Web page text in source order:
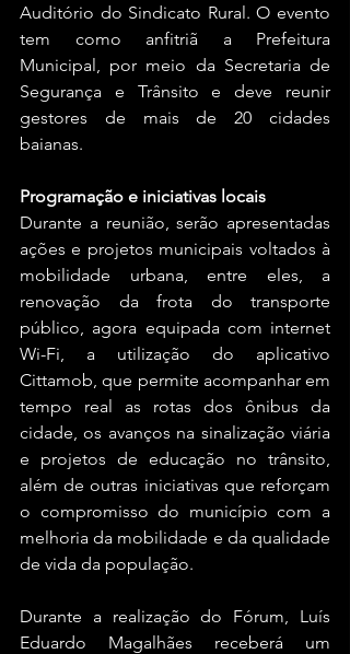
Auditório do Sindicato Rural. O evento
tem como anfitriã a Prefeitura
Municipal, por meio da Secretaria de
Segurança e Trânsito e deve reunir
gestores de mais de 20 cidades
baianas.
Programação e iniciativas locais
Durante a reunião, serão apresentadas
ações e projetos municipais voltados à
mobilidade urbana, entre eles, a
renovação da frota do transporte
público, agora equipada com internet
Wi-Fi, a utilização do aplicativo
Cittamob, que permite acompanhar em
tempo real as rotas dos ônibus da
cidade, os avanços na sinalização viária
e projetos de educação no trânsito,
além de outras iniciativas que reforçam
o compromisso do município com a
melhoria da mobilidade e da qualidade
de vida da população.
Durante a realização do Fórum, Luís
Eduardo Magalhães receberá um